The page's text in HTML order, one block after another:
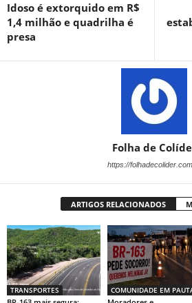
Idoso é extorquido em R$
1,4 milhão e quadrilha é
presa
Folha de
https://
ARTIGOS RELACIONADOS
TRANSPORTES COMUNIDADE EM